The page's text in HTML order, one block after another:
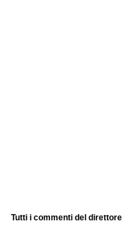
Tutti i commenti del direttore